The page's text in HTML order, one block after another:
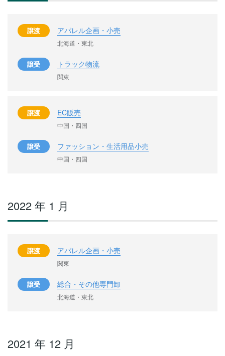
譲渡 アパレル企画・小売
北海道・東北
譲受 トラック物流
関東
譲渡 EC販売
中国・四国
譲受 ファッション・生活用品小売
中国・四国
2022 年 1 月
譲渡 アパレル企画・小売
関東
譲受 総合・その他専門卸
北海道・東北
2021 年 12 月